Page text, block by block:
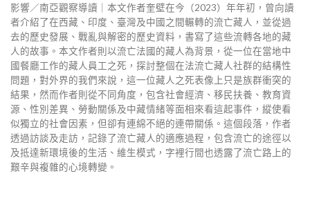
影響／南亞觀察導讀｜本文作者奎壁在今（2023）年年初，曾向讀
者介紹了在西藏、印度、臺灣及中國之間輾轉的流亡藏人，並從過
去的歷史發展、戰亂與解密的歷史資料，書寫了這些流轉各地的藏
人的故事。本文作者則以流亡法國的藏人為背景，從一位在當地中
國餐廳工作的藏人員工之死，探討整個在法流亡藏人社群的結構性
問題，對外界的我們來說，這一位藏人之死表像上只是族群衝突的
結果，然而作者則從不同角度，包含社會經濟、移民扶養、教育資
源、性別差異、勞動關係及中藏情緒等面相來看這起事件，縱使看
似獨立的社會因素，但卻有連綿不絕的連帶關係。這個段落，作者
透過訪談及走訪，記錄了流亡藏人的適應過程，包含流亡的途徑以
及抵達新環境後的生活、維生模式，字裡行間也透露了流亡路上的
艱辛與複雜的心境轉變。